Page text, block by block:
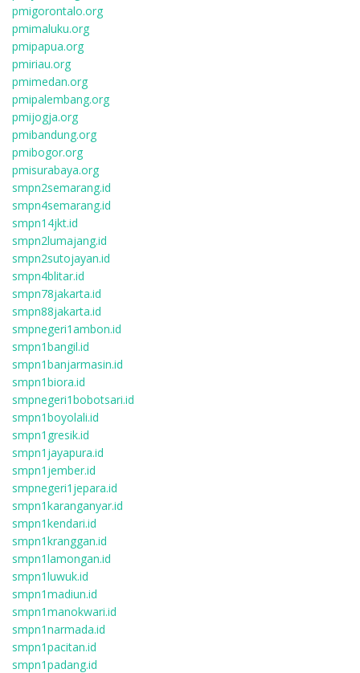
pmigorontalo.org
pmimaluku.org
pmipapua.org
pmiriau.org
pmimedan.org
pmipalembang.org
pmijogja.org
pmibandung.org
pmibogor.org
pmisurabaya.org
smpn2semarang.id
smpn4semarang.id
smpn14jkt.id
smpn2lumajang.id
smpn2sutojayan.id
smpn4blitar.id
smpn78jakarta.id
smpn88jakarta.id
smpnegeri1ambon.id
smpn1bangil.id
smpn1banjarmasin.id
smpn1biora.id
smpnegeri1bobotsari.id
smpn1boyolali.id
smpn1gresik.id
smpn1jayapura.id
smpn1jember.id
smpnegeri1jepara.id
smpn1karanganyar.id
smpn1kendari.id
smpn1kranggan.id
smpn1lamongan.id
smpn1luwuk.id
smpn1madiun.id
smpn1manokwari.id
smpn1narmada.id
smpn1pacitan.id
smpn1padang.id